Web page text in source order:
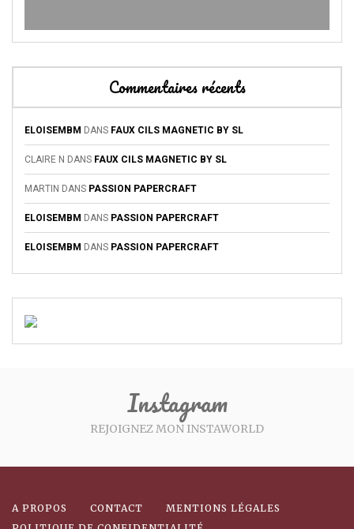
Commentaires récents
ELOISEMBM DANS FAUX CILS MAGNETIC BY SL
CLAIRE N DANS FAUX CILS MAGNETIC BY SL
MARTIN DANS PASSION PAPERCRAFT
ELOISEMBM DANS PASSION PAPERCRAFT
ELOISEMBM DANS PASSION PAPERCRAFT
Instagram
REJOIGNEZ MON INSTAWORLD
A PROPOS CONTACT
MENTIONS LÉGALES